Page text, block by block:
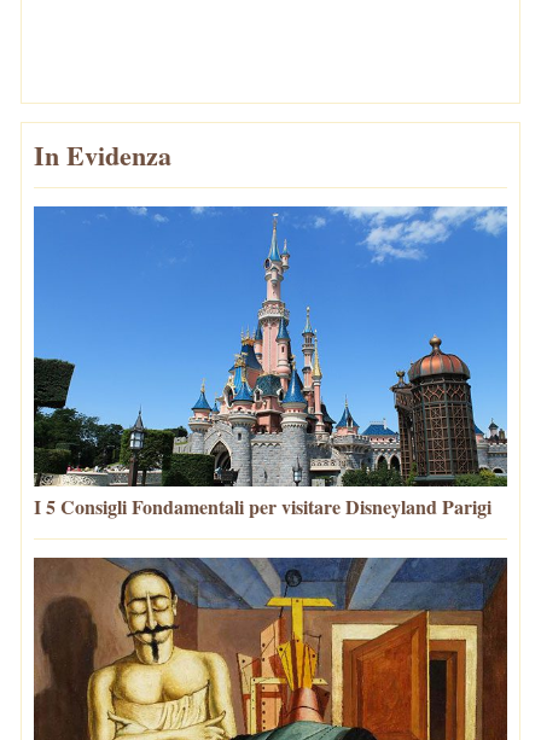
In Evidenza
I 5 Consigli Fondamentali per visitare Disneyland Parigi